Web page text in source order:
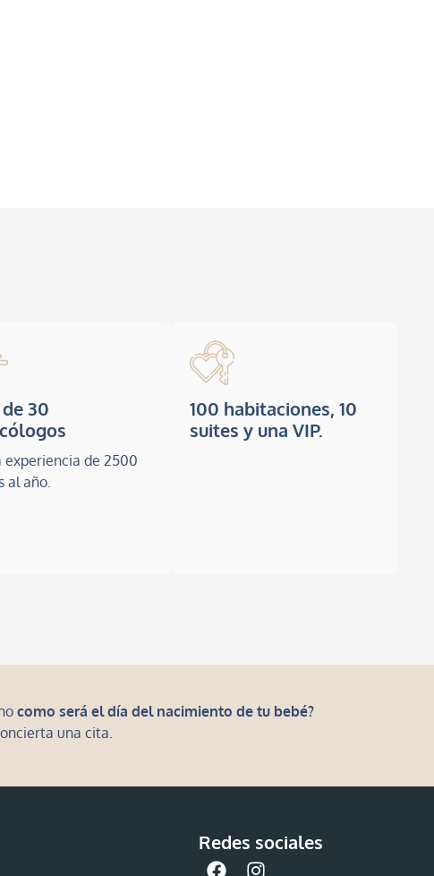
30
experiencia de 2500
al año.
100 habitaciones, 10
suites y una VIP.
como será el día del nacimiento de tu bebé?
una cita.
Redes sociales